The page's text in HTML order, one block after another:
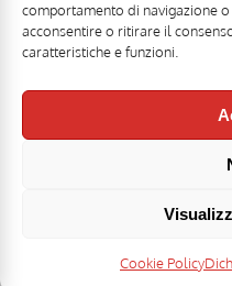
comportamento di navigazione
acconsentire o ritirare il
caratteristiche e funzioni.
Cookie Policy
Mr Food & Mrs Wine è una
Direttore
registrati - Tutti i diritti